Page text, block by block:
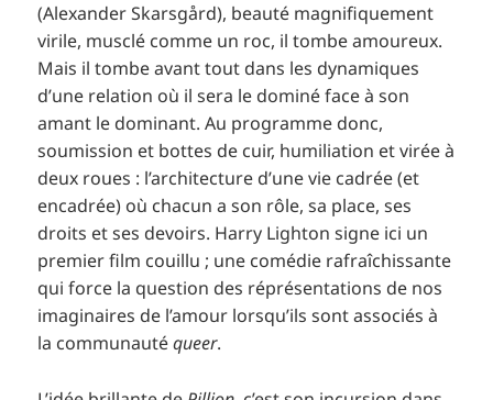
(Alexander Skarsgård), beauté magnifiquement
virile, musclé comme un roc, il tombe amoureux.
Mais il tombe avant tout dans les dynamiques
d’une relation où il sera le dominé face à son
amant le dominant. Au programme donc,
soumission et bottes de cuir, humiliation et virée à
deux roues : l’architecture d’une vie cadrée (et
encadrée) où chacun a son rôle, sa place, ses
droits et ses devoirs. Harry Lighton signe ici un
premier film couillu ; une comédie rafraîchissante
qui force la question des réprésentations de nos
imaginaires de l’amour lorsqu’ils sont associés à
la communautéqueer.